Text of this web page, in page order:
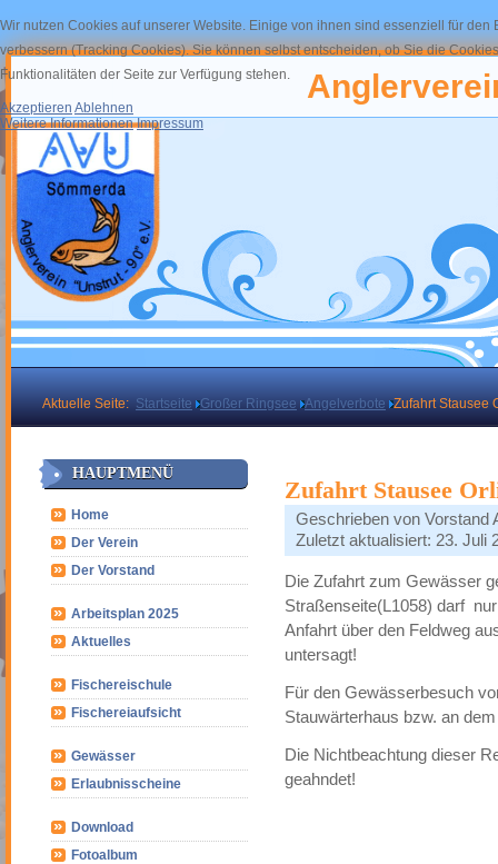
Aktuelle Seite: Startseite Großer Ringsee Angelverbote Zufahrt Stausee
HAUPTMENÜ
Home
Der Verein
Der Vorstand
Arbeitsplan 2025
Aktuelles
Fischereischule
Fischereiaufsicht
Gewässer
Erlaubnisscheine
Download
Fotoalbum
Zufahrt Stausee
Geschrieben von Vorstand
Zuletzt aktualisiert: 23. Juli
Die Zufahrt zum Gewässer
Straßenseite(L1058) darf
Anfahrt über den Feldweg
untersagt!
Für den Gewässerbesuch
Stauwärterhaus bzw. an
Die Nichtbeachtung dieser
geahndet!
Wir nutzen Cookies auf unserer Website. Einige von ihnen sind essenziell für
verbessern (Tracking Cookies). Sie können selbst entscheiden, ob Sie die
Funktionalitäten der Seite zur Verfügung stehen.
Akzeptieren Ablehnen
Weitere Informationen Impressum